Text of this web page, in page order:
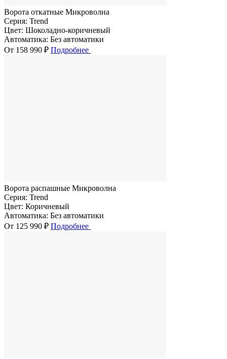
Ворота откатные Микроволна
Серия: Trend
Цвет: Шоколадно-коричневый
Автоматика: Без автоматики
От 158 990 ₽ Подробнее
Ворота распашные Микроволна
Серия: Trend
Цвет: Коричневый
Автоматика: Без автоматики
От 125 990 ₽ Подробнее